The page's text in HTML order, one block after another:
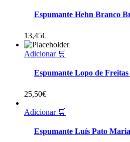
Espumante Hehn Branco
13,45€
Adicionar 🛒
Espumante Lopo de
25,50€
Adicionar 🛒
Espumante Luís Pato